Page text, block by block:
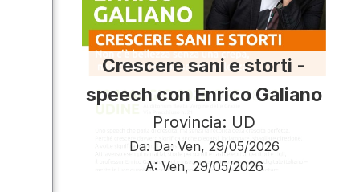
Crescere sani e storti -
speech con Enrico Galiano
Provincia: UD
Da: Da: Ven, 29/05/2026
A: Ven, 29/05/2026